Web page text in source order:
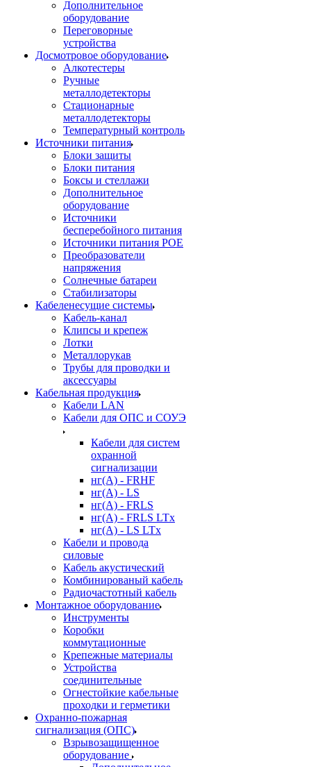
Дополнительное
оборудование
Переговорные
устройства
Досмотровое оборудование
Алкотестеры
Ручные
металлодетекторы
Стационарные
металлодетекторы
Температурный контроль
Источники питания
Блоки защиты
Блоки питания
Боксы и стеллажи
Дополнительное
оборудование
Источники
бесперебойного питания
Источники питания POE
Преобразователи
напряжения
Солнечные батареи
Стабилизаторы
Кабеленесущие системы
Кабель-канал
Клипсы и крепеж
Лотки
Металлорукав
Трубы для проводки и
аксессуары
Кабельная продукция
Кабели LAN
Кабели для ОПС и СОУЭ
Кабели для систем
охранной
сигнализации
нг(A) - FRHF
нг(A) - LS
нг(А) - FRLS
нг(А) - FRLS LTx
нг(А) - LS LTx
Кабели и провода
силовые
Кабель акустический
Комбинированый кабель
Радиочастотный кабель
Монтажное оборудование
Инструменты
Коробки
коммутационные
Крепежные материалы
Устройства
соединительные
Огнестойкие кабельные
проходки и герметики
Охранно-пожарная
сигнализация (ОПС)
Взрывозащищенное
оборудование